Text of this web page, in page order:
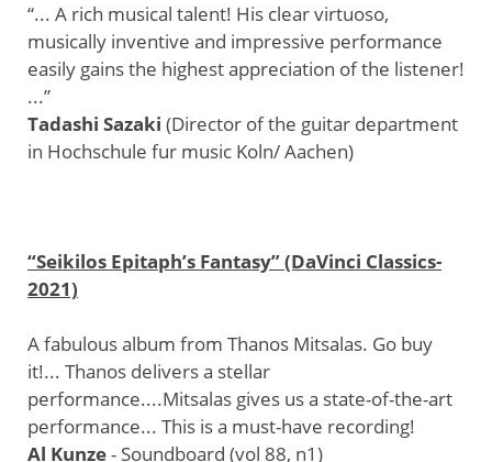
“... A rich musical talent! His clear virtuoso,
musically inventive and impressive performance
easily gains the highest appreciation of the listener!
...”
Tadashi Sazaki (Director of the guitar department
in Hochschule fur music Koln/ Aachen)
“Seikilos Epitaph’s Fantasy” (DaVinci Classics-
2021)
A fabulous album from Thanos Mitsalas. Go buy
it!... Thanos delivers a stellar
performance....Mitsalas gives us a state-of-the-art
performance... This is a must-have recording!
Al Kunze- Soundboard (vol 88, n1)